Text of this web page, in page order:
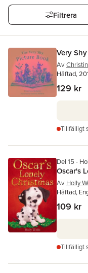
Filtrera
Very
Av
Häftad,
129 kr
Tillfälligt
Del 15 -
Oscar's
Av Holly
Häftad,
109 kr
Tillfälligt